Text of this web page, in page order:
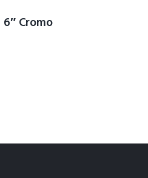
Cromo